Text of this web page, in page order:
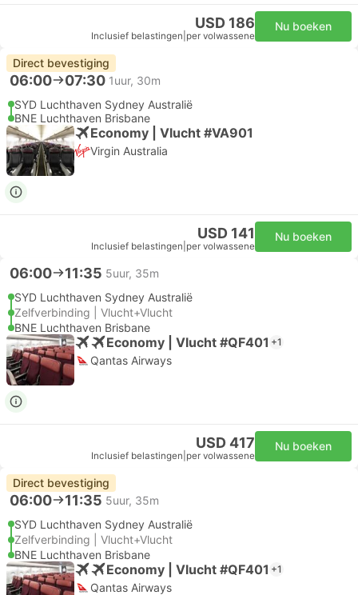
USD 186
Inclusief belastingen per volwassene
Nu boeken
Direct bevestiging
06:00 07:30 1uur, 30m
SYD Luchthaven Sydney Australië
BNE Luchthaven Brisbane
Economy | Vlucht #VA901
Virgin Australia
USD 141
Inclusief belastingen per volwassene
Nu boeken
06:00 11:35 5uur, 35m
SYD Luchthaven Sydney Australië
Zelfverbinding | Vlucht+Vlucht
BNE Luchthaven Brisbane
Economy | Vlucht #QF401 +1
Qantas Airways
USD 417
Inclusief belastingen per volwassene
Nu boeken
Direct bevestiging
06:00 11:35 5uur, 35m
SYD Luchthaven Sydney Australië
Zelfverbinding | Vlucht+Vlucht
BNE Luchthaven Brisbane
Economy | Vlucht #QF401 +1
Qantas Airways